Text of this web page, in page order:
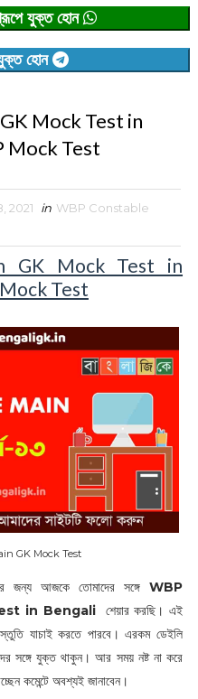
যুক্ত হোন
যুক্ত হোন
Mock Test in
Mock Test
2021 in WBP Constable
GK Mock Test in
Test
GK Mock Test
জন্য আজকে তোমাদের সঙ্গেWBP
in Bengaliশেয়ার করছি। এই
যাচাই করতে পারবে। এরকম ডেইলি
সঙ্গে যুক্ত থাকুন। আর সময় নষ্ট না করে
কমেন্টে অবশ্যই জানাবেন।